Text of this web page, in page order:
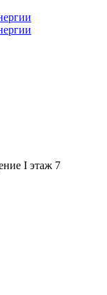
I этаж 7